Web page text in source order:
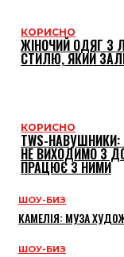
КОРИСНО
ЖІНОЧИЙ ОДЯГ З
СТИЛЮ, ЯКИЙ
КОРИСНО
TWS-
НЕ ВИХОДИМО З
ПРАЦЮЄ З НИМИ
ШОУ-БИЗ
КАМЕЛІЯ: МУЗА
ШОУ-БИЗ